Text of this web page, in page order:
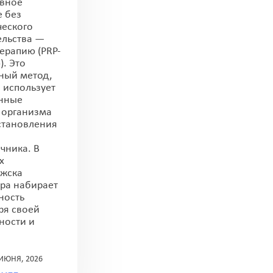
без
—
(PRP-
Это
метод,
В
набирает
своей
и
2026